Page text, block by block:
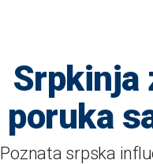
Srpkinja
poruka
Poznata srpska